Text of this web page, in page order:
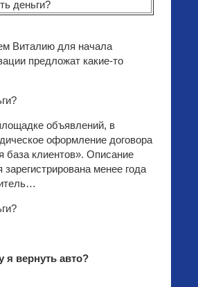
Виталию для начала
предложат какие-то
объявлений, в
оформление договора
база клиентов». Описание
менее года
я вернуть авто?